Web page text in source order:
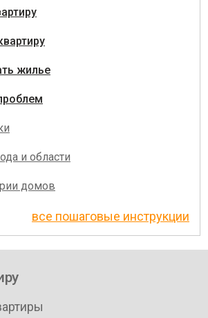
жилье
и области
домов
все пошаговые инструкции